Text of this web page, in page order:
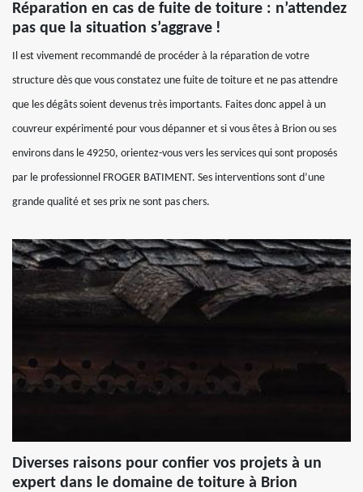
Réparation en cas de fuite de toiture : n’attendez
pas que la situation s’aggrave !
Il est vivement recommandé de procéder à la réparation de votre
structure dès que vous constatez une fuite de toiture et ne pas attendre
que les dégâts soient devenus très importants. Faites donc appel à un
couvreur expérimenté pour vous dépanner et si vous êtes à Brion ou ses
environs dans le 49250, orientez-vous vers les services qui sont proposés
par le professionnel FROGER BATIMENT. Ses interventions sont d’une
grande qualité et ses prix ne sont pas chers.
Diverses raisons pour confier vos projets à un
expert dans le domaine de toiture à Brion